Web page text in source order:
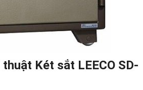
Két sắt LEECO SD-